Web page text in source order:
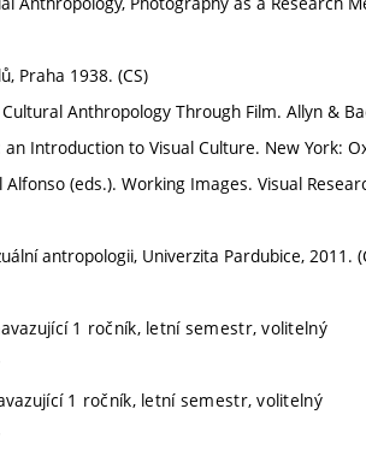
Praha 1938. (CS)
Anthropology Through Film. Allyn &
Introduction to Visual Culture. New York:
Alfonso (eds.). Working Images. Visual
antropologii, Univerzita Pardubice, 2011.
1 ročník, letní semestr, volitelný
1 ročník, letní semestr, volitelný